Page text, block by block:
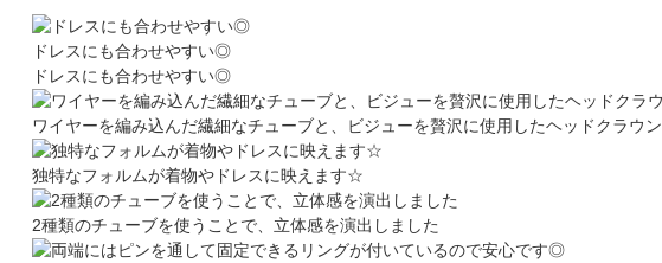
ドレスにも合わせやすい◎
ドレスにも合わせやすい◎
ワイヤーを編み込んだ繊細なチューブと、ビジューを贅沢に使用したヘッドクラウン
独特なフォルムが着物やドレスに映えます☆
2種類のチューブを使うことで、立体感を演出しました